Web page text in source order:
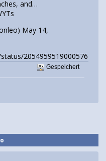
and…
May 14,
2054959519000576212
Gespeichert